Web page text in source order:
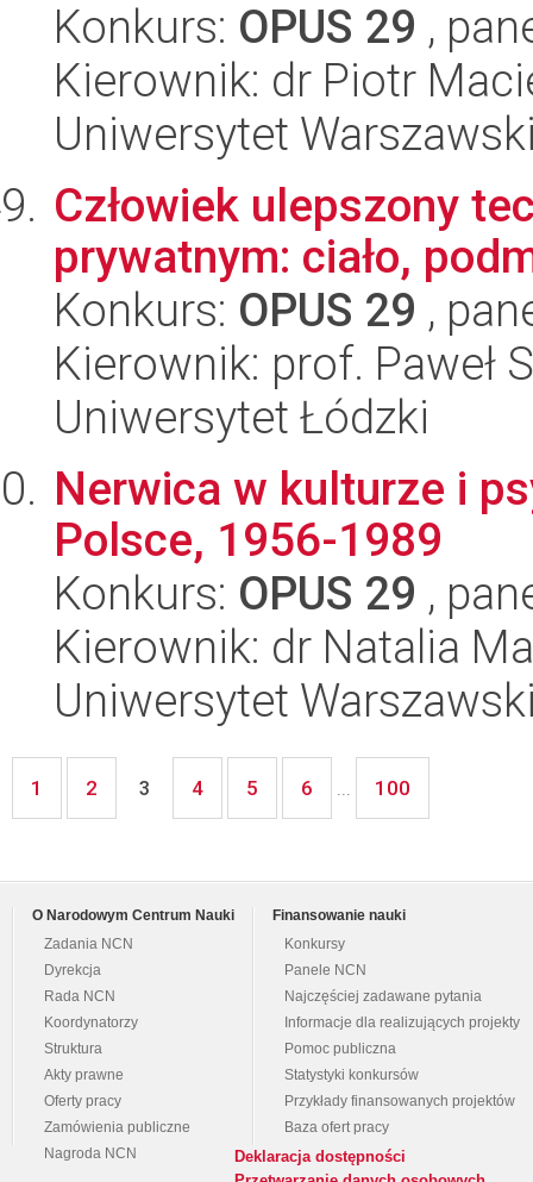
Konkurs: OPUS 29 ,
Kierownik: dr Piotr
Uniwersytet
Człowiek ulepszony
prywatnym: ciało,
Konkurs: OPUS 29 ,
Kierownik: prof. Paweł
Uniwersytet Łódzki
Nerwica w kulturze i
Polsce, 1956-1989
Konkurs: OPUS 29 ,
Kierownik: dr Natalia
Uniwersytet
1 2 3 4 5 6 ... 100
O Narodowym Centrum Nauki
Zadania NCN
Dyrekcja
Rada NCN
Koordynatorzy
Struktura
Akty prawne
Oferty pracy
Zamówienia publiczne
Nagroda NCN
Finansowanie nauki
Konkursy
Panele NCN
Najczęściej zadawane pytania
Informacje dla realizujących projekty
Pomoc publiczna
Statystyki konkursów
Przykłady finansowanych projektów
Baza ofert pracy
Deklaracja dostępności